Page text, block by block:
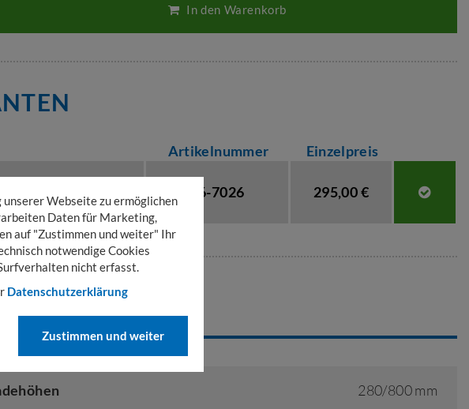
In den Warenkorb
Artikelnummer Einzelpreis
06-7026 295,00 €
280/800 mm
Webseite zu ermöglichen
Daten für Marketing,
auf "Zustimmen und weiter" Ihr
notwendige Cookies
nicht erfasst.
Datenschutzerklärung
Zustimmen und weiter